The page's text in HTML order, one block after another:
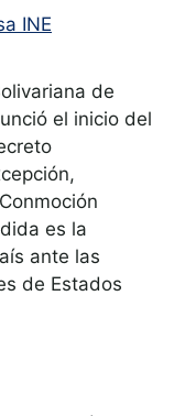
INE
de
el inicio del
es la
ante las
de Estados